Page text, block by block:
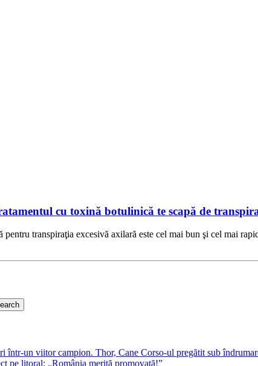
cu toxină botulinică te scapă de
transpiraţia excesivă axilară este cel mai bun şi cel mai
într-un viitor campion. Thor, Cane Corso-ul pregătit sub
pe litoral: „România merită promovată!”